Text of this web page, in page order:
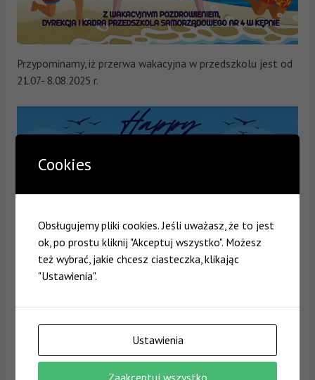
Przypominamy, iż przerwa wakacyjna w przedszkolu jest od
21.07- 8.08.2025 r.
Cookies
Obsługujemy pliki cookies. Jeśli uważasz, że to jest
ok, po prostu kliknij "Akceptuj wszystko". Możesz
też wybrać, jakie chcesz ciasteczka, klikając
"Ustawienia".
Ustawienia
Zaakceptuj wszystko